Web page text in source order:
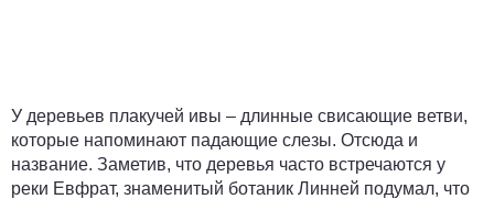
У деревьев плакучей ивы – длинные свисающие ветви,
которые напоминают падающие слезы. Отсюда и
название. Заметив, что деревья часто встречаются у
реки Евфрат, знаменитый ботаник Линней подумал, что